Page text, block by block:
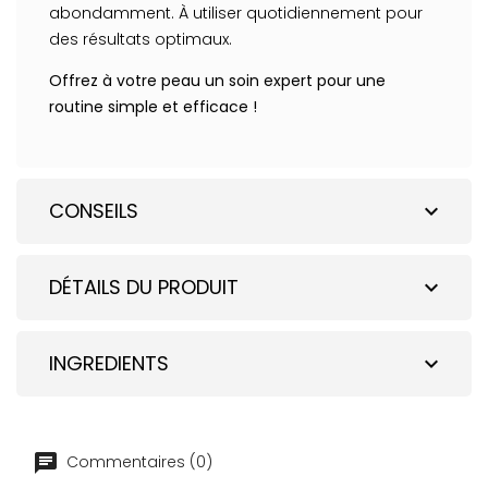
abondamment. À utiliser quotidiennement pour
des résultats optimaux.
Offrez à votre peau un soin expert pour une
routine simple et efficace !
expand_more
CONSEILS
expand_more
DÉTAILS DU PRODUIT
expand_more
INGREDIENTS
Commentaires (0)